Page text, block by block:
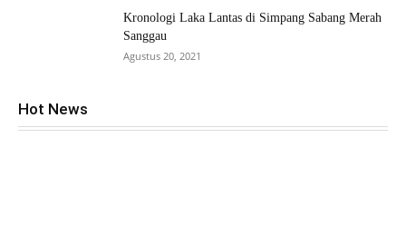
Kronologi Laka Lantas di Simpang Sabang Merah
Sanggau
Agustus 20, 2021
Hot News